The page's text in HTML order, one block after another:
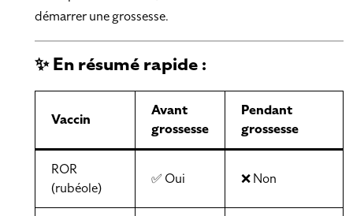
démarrer une grossesse.
✨ En résumé rapide :
Vaccin
Avant
grossesse
Pendant
grossesse
ROR
(rubéole)
✅ Oui ❌ Non